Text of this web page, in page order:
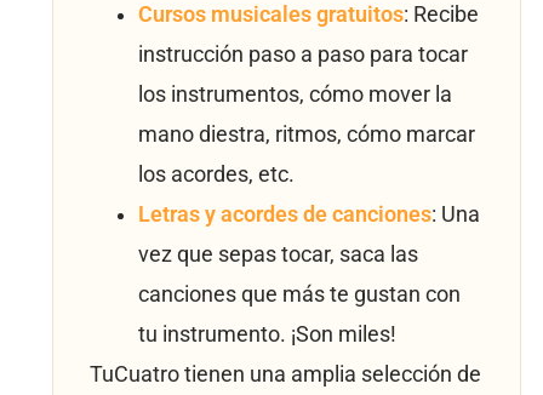
Cursos musicales gratuitos: Recibe
instrucción paso a paso para tocar
los instrumentos, cómo mover la
mano diestra, ritmos, cómo marcar
los acordes, etc.
Letras y acordes de canciones: Una
vez que sepas tocar, saca las
canciones que más te gustan con
tu instrumento. ¡Son miles!
TuCuatro tienen una amplia selección de